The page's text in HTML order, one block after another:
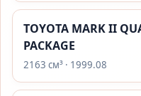
TOYOTA MARK II
PACKAGE
2163 см³ · 1999.08